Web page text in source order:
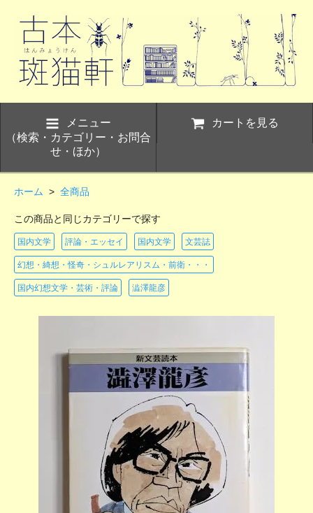
メニュー
（検索・カテゴリー・お問合
せ・ほか）
カートを見る
ホーム > 全商品
この商品と同じカテゴリーで探す
国内文学 評論・エッセイ 国内文学 文芸誌
幻想・綺想・怪奇・シュルレアリスム・前衛・・・
国内幻想文学・芸術・評論 澁澤龍彦